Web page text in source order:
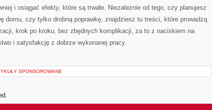
i osiągać efekty, które są trwałe. Niezależnie od tego, czy planujesz
domu, czy tylko drobną poprawkę, znajdziesz tu treści, które prowadzą
krok po kroku, bez zbędnych komplikacji, za to z naciskiem na
i satysfakcję z dobrze wykonanej pracy.
SPONSOROWANE